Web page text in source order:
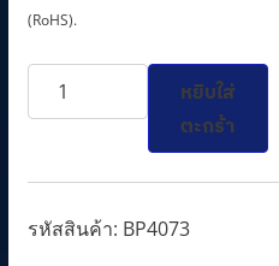
p
c
w
r
e
s
(RoHS).
จำนวน
BP4073
+
Gradient
หยิบใส่
ตะกร้า
รหัสสินค้า: BP4073